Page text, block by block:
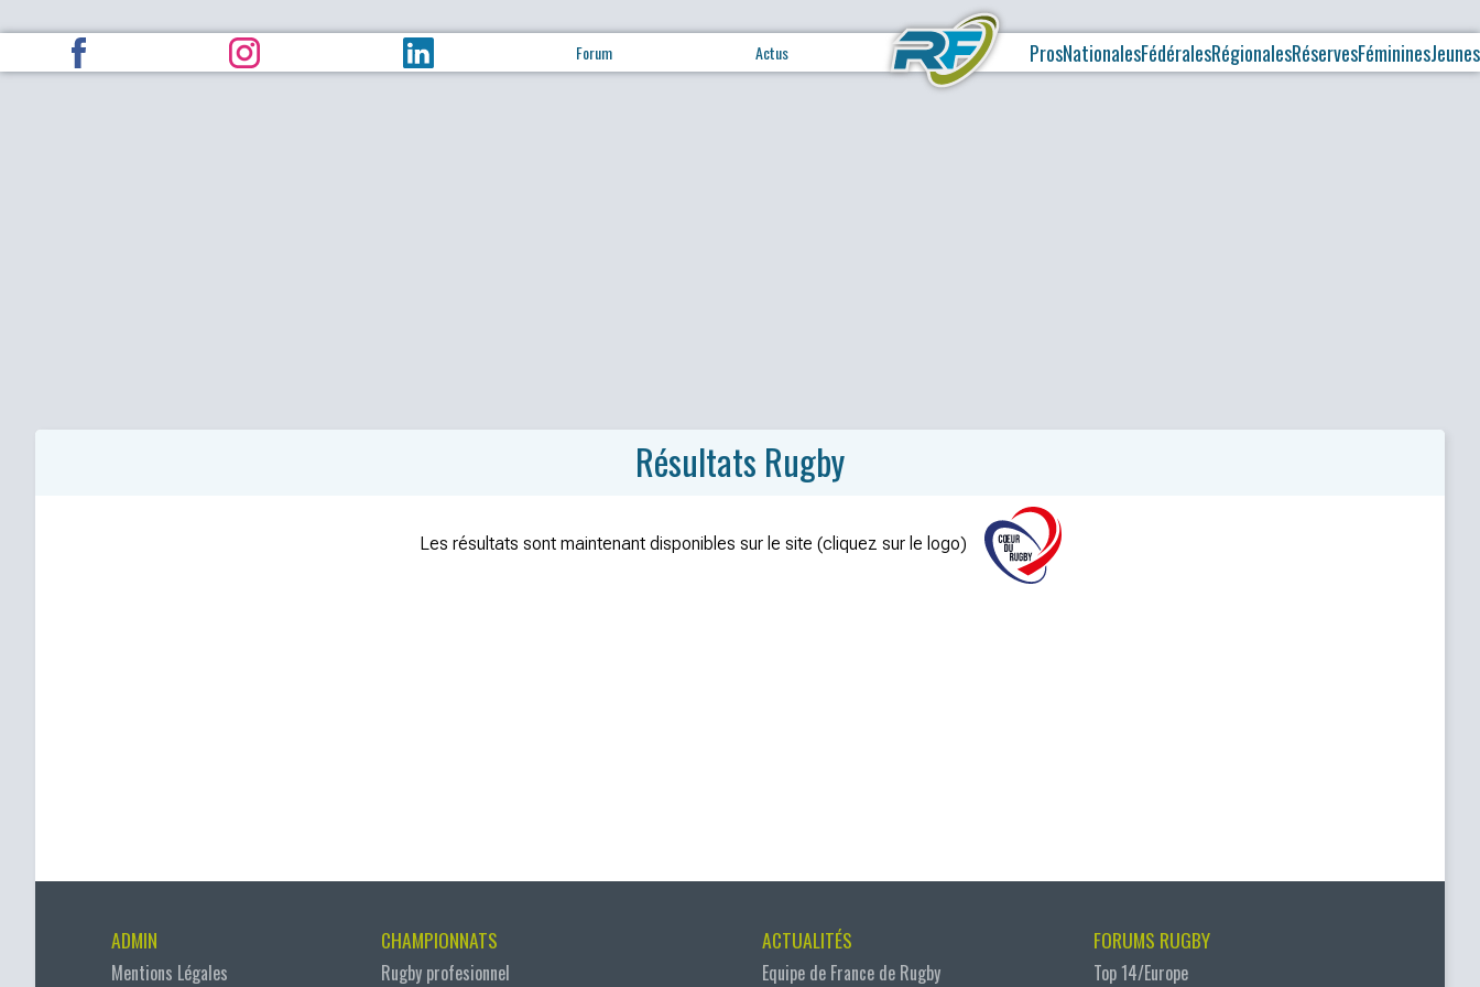
Forum Actus ProsNationalesFédéralesRégionalesRéservesFémininesJeunes
Résultats Rugby
Les résultats sont maintenant disponibles sur le site (cliquez sur le logo)
ADMIN
Mentions Légales
CHAMPIONNATS
Rugby profesionnel
ACTUALITÉS
Equipe de France de Rugby
FORUMS RUGBY
Top 14/Europe